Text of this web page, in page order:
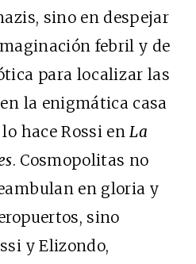
sino en despejar
febril y de
para localizar las
la enigmática casa
hace Rossi enLa
. Cosmopolitas no
en gloria y
sino
y Elizondo,